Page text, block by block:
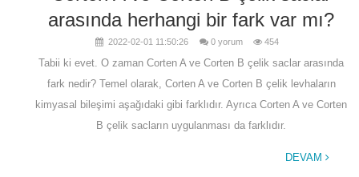
arasında herhangi bir fark var mı?
2022-02-01 11:50:26 0 yorum 454
Tabii ki evet. O zaman Corten A ve Corten B çelik saclar arasında
fark nedir? Temel olarak, Corten A ve Corten B çelik levhaların
kimyasal bileşimi aşağıdaki gibi farklıdır. Ayrıca Corten A ve Corten
B çelik sacların uygulanması da farklıdır.
DEVAM